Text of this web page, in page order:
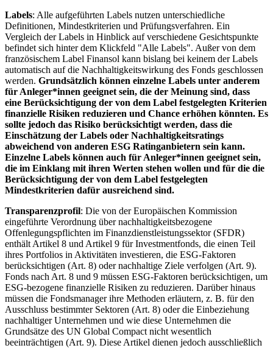
Labels: Alle aufgeführten Labels nutzen unterschiedliche
Definitionen, Mindestkriterien und Prüfungsverfahren. Ein
Vergleich der Labels in Hinblick auf verschiedene Gesichtspunkte
befindet sich hinter dem Klickfeld "Alle Labels". Außer von dem
französischem Label Finansol kann bislang bei keinem der Labels
automatisch auf die Nachhaltigkeitswirkung des Fonds geschlossen
werden. Grundsätzlich können einzelne Labels unter anderem
für Anleger*innen geeignet sein, die der Meinung sind, dass
eine Berücksichtigung der von dem Label festgelegten Kriterien
finanzielle Risiken reduzieren und Chance erhöhen könnten. Es
sollte jedoch das Risiko berücksichtigt werden, dass die
Einschätzung der Labels oder Nachhaltigkeitsratings
abweichend von anderen ESG Ratinganbietern sein kann.
Einzelne Labels können auch für Anleger*innen geeignet sein,
die im Einklang mit ihren Werten stehen wollen und für die die
Berücksichtigung der von dem Label festgelegten
Mindestkriterien dafür ausreichend sind.
Transparenzprofil: Die von der Europäischen Kommission
eingeführte Verordnung über nachhaltigkeitsbezogene
Offenlegungspflichten im Finanzdienstleistungssektor (SFDR)
enthält Artikel 8 und Artikel 9 für Investmentfonds, die einen Teil
ihres Portfolios in Aktivitäten investieren, die ESG-Faktoren
berücksichtigen (Art. 8) oder nachhaltige Ziele verfolgen (Art. 9).
Fonds nach Art. 8 und 9 müssen ESG-Faktoren berücksichtigen, um
ESG-bezogene finanzielle Risiken zu reduzieren. Darüber hinaus
müssen die Fondsmanager ihre Methoden erläutern, z. B. für den
Ausschluss bestimmter Sektoren (Art. 8) oder die Einbeziehung
nachhaltiger Unternehmen und wie diese Unternehmen die
Grundsätze des UN Global Compact nicht wesentlich
beeinträchtigen (Art. 9). Diese Artikel dienen jedoch ausschließlich